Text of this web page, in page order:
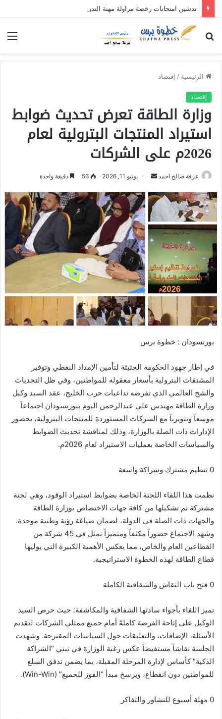
تدشين امتحانات رخصة مزاولة مهنة التدريس بمحلية حلفا الجديدة
الرئيسية / إقتصاد
إقتصاد
وزارة الطاقة تعرض تحديث ضوابط
استيراد المنتجات البترولية لعام
2026م على الشركات
عرفة صالح احمد
س
ل
ب
ر
ا
إ
ل
ك
ت
و
ي
ا
يونيو 11, 2026 56 دقيقة واحدة
​بورتسودان : خطوة برس
​في إطار جهود الحكومة الحثيثة لتأمين الإمداد النفطي وتوفير
المشتقات البترولية بأسعار معقوله للمواطنين، وفي ظل التحديات
والشح العالمي الذي تفرضه تداعيات حرب الخليج، عقد السيد وكيل
وزارة الطاقة مهندس علي عبدالرحمن اليوم ببورتسودان اجتماعاً
موسعاً وتنويرياً مع الشركات المستوردة للمنتجات البترولية، بحضور
الإدارات ذات الصلة بالوزارة، وذلك لمناقشة تحديث الضوابط
والسياسات الخاصة بعمليات الاستيراد لعام 2026م.
0 ​تنظيم مشترك وشراكة واسعة
​نظمت هذا اللقاء اللجنة الخاصة بضوابط استيراد الوقود، وهي لجنة
مشتركة تم تشكيلها من كافة جهات الاختصاص بوزارة الطاقة
والجهات ذات الصلة في الدولة، لضمان صياغة رؤية وطنية موحدة.
وشهد الاجتماع حضوراً مكثفاً ومتميزاً تمثل في 45 شركة من
القطاعين العام والخاص، مما يعكس الأهمية الكبيرة التي يوليها
قطاع الطاقة لهذه الخطوة الاستراتيجية.
0 ​فتح باب النقاش والشفافية الكاملة
​تميز اللقاء بأجواء سادتها الشفافية والمكاشفة؛ حيث حرص السيد
الوكيل على إتاحة الفرصة كاملةً أمام جميع ممثلي الشركات لتقديم
الأسئلة، الإضافات، والتعليقات حول السياسات المقترحة. وشهدت
الجلسة نقاشاً مستفيضاً عكس رغبة الوزارة في تبني “الشراكة
الذكية” كأساس لإدارة المرحلة المقبلة، بما يضمن تدفق السلع
للمواطنين دون انقطاع، ويرسخ مبدأ “الفوز للجميع” (Win-Win).
0 ​مهلة أسبوع للتشاور والتفاكر